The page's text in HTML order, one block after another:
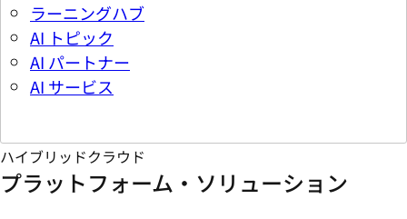
ラーニングハブ
AI トピック
AI パートナー
AI サービス
ハイブリッドクラウド
プラットフォーム・ソリューション